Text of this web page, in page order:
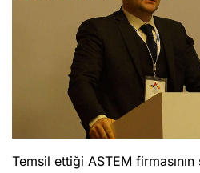
Temsil ettiği ASTEM